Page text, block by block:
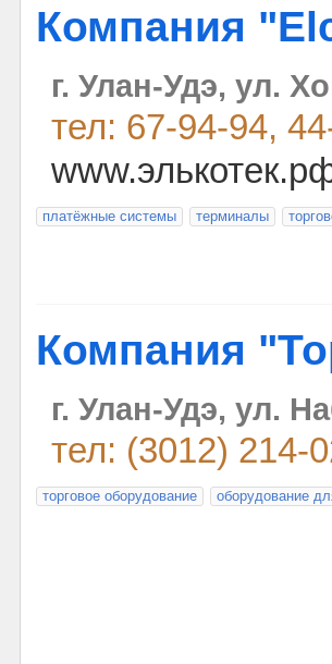
Компания
г. Улан-Удэ, ул.
тел: 67-94-94,
платёжные системы терминалы
Компания
г. Улан-Удэ, ул.
тел: (3012) 214-
торговое оборудование оборудование